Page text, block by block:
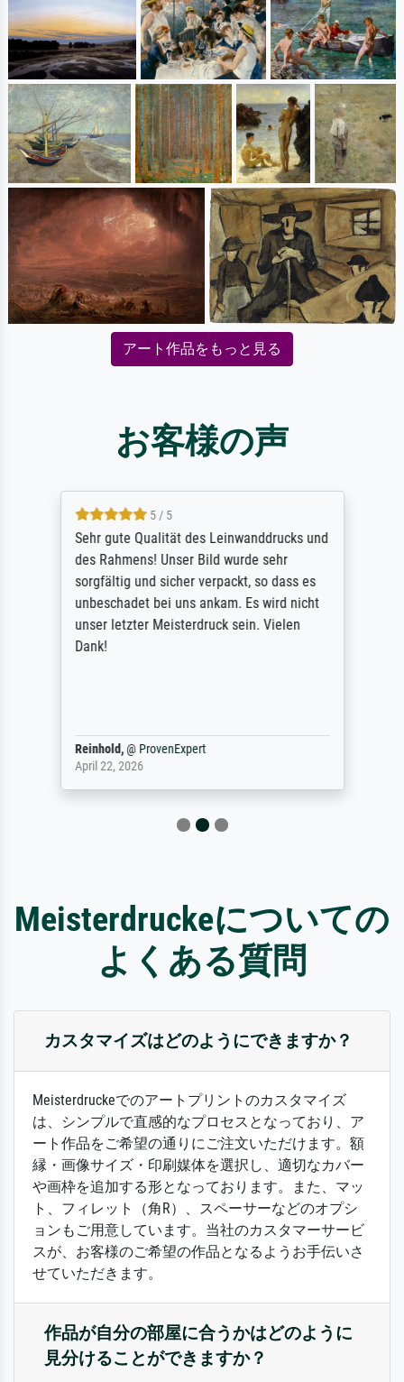
アート作品をもっと見る
お客様の声
5 / 5
Sehr gute Qualität des Leinwanddrucks und
des Rahmens! Unser Bild wurde sehr
sorgfältig und sicher verpackt, so dass es
unbeschadet bei uns ankam. Es wird nicht
unser letzter Meisterdruck sein. Vielen
Dank!
Reinhold,@ ProvenExpert
April 22, 2026
Meisterdruckeについての
よくある質問
カスタマイズはどのようにできますか？
Meisterdruckeでのアートプリントのカスタマイズ
は、シンプルで直感的なプロセスとなっており、ア
ート作品をご希望の通りにご注文いただけます。額
縁・画像サイズ・印刷媒体を選択し、適切なカバー
や画枠を追加する形となっております。また、マッ
ト、フィレット（角R）、スペーサーなどのオプシ
ョンもご用意しています。当社のカスタマーサービ
スが、お客様のご希望の作品となるようお手伝いさ
せていただきます。
作品が自分の部屋に合うかはどのように
見分けることができますか？